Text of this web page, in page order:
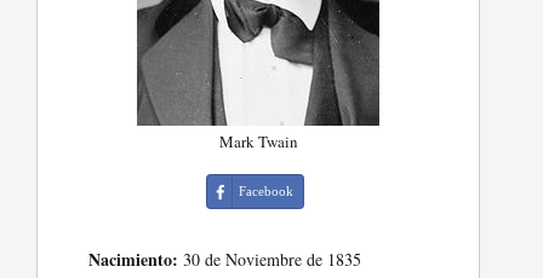
Mark Twain
Facebook
Nacimiento: 30 de Noviembre de 1835